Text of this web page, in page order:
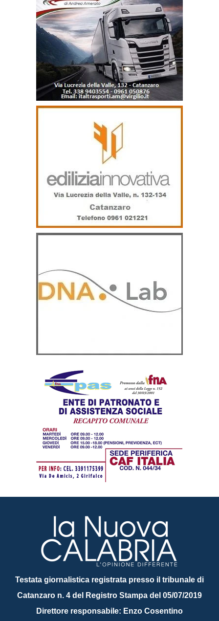
Testata giornalistica registrata presso il tribunale di
Catanzaro n. 4 del Registro Stampa del 05/07/2019
Direttore responsabile: Enzo Cosentino